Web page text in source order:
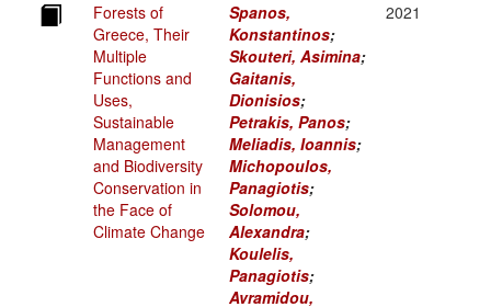
Forests of
Greece, Their
Multiple
Functions and
Uses,
Sustainable
Management
and Biodiversity
Conservation in
the Face of
Climate Change
Spanos,
Konstantinos;
Skouteri, Asimina;
Gaitanis,
Dionisios;
Petrakis, Panos;
Meliadis, Ioannis;
Michopoulos,
Panagiotis;
Solomou,
Alexandra;
Koulelis,
Panagiotis;
Avramidou,
2021